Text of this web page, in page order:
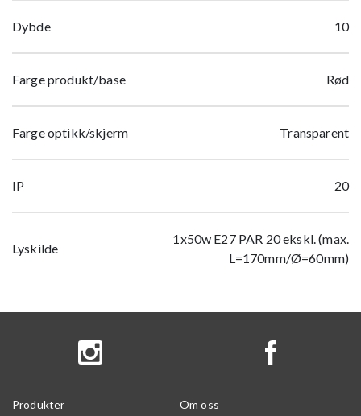
Dybde 10
Farge produkt/base Rød
Farge optikk/skjerm Transparent
IP 20
Lyskilde
1x50w E27 PAR 20 ekskl. (max.
L=170mm/Ø=60mm)
Produkter Om oss